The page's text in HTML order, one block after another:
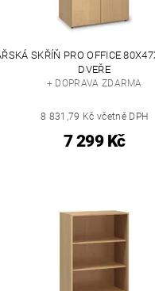
SKŘÍŇ PRO OFFICE
DVEŘE
+ DOPRAVA ZDARMA
8 831,79 Kč včetně DPH
7 299 Kč